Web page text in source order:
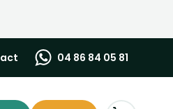
04 86 84 05 81